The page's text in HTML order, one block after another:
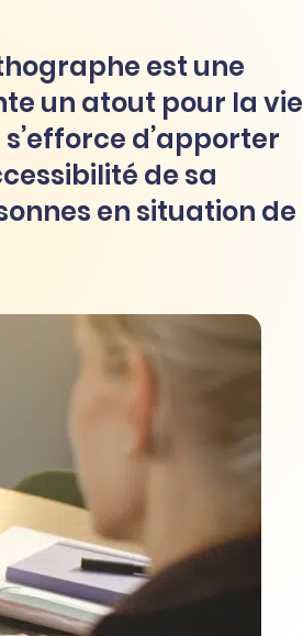
est une
un atout pour la vie
d’apporter
de sa
en situation de